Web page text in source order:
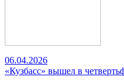
06.04.2026
«Кузбасс» вышел в